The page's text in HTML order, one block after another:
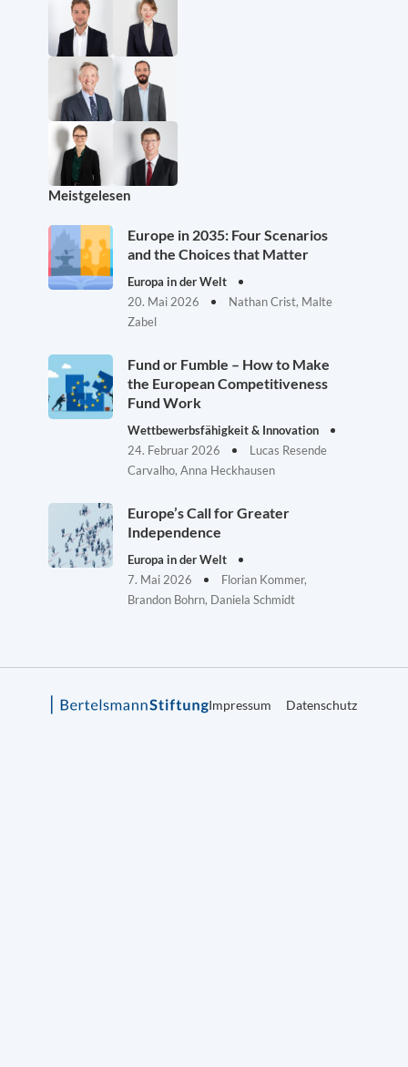
Meistgelesen
Europe in 2035: Four Scenarios
and the Choices that Matter
Europa in der Welt
20. Mai 2026
Nathan Crist, Malte
Zabel
Fund or Fumble – How to Make
the European Competitiveness
Fund Work
Wettbewerbsfähigkeit & Innovation
24. Februar 2026
Lucas Resende
Carvalho, Anna Heckhausen
Europe’s Call for Greater
Independence
Europa in der Welt
7. Mai 2026
Florian Kommer,
Brandon Bohrn, Daniela Schmidt
Impressum Datenschutz